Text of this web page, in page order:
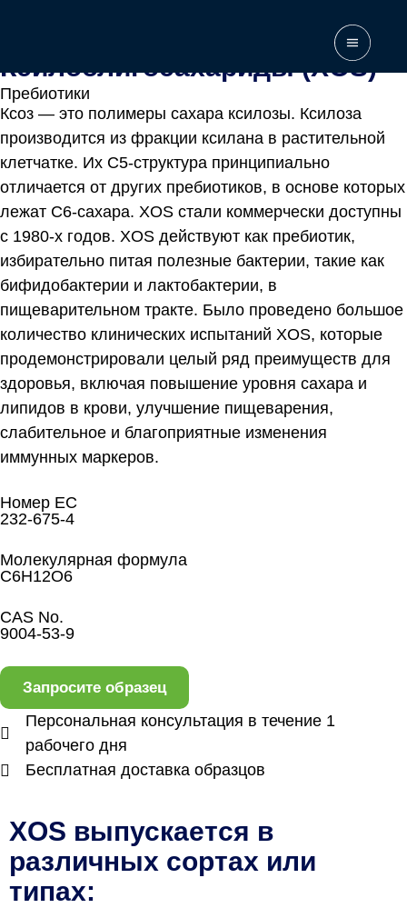
Ксилоолигосахариды (XOS)
Пребиотики
Ксоз — это полимеры сахара ксилозы. Ксилоза
производится из фракции ксилана в растительной
клетчатке. Их С5-структура принципиально
отличается от других пребиотиков, в основе которых
лежат С6-сахара. XOS стали коммерчески доступны
с 1980-х годов. XOS действуют как пребиотик,
избирательно питая полезные бактерии, такие как
бифидобактерии и лактобактерии, в
пищеварительном тракте. Было проведено большое
количество клинических испытаний XOS, которые
продемонстрировали целый ряд преимуществ для
здоровья, включая повышение уровня сахара и
липидов в крови, улучшение пищеварения,
слабительное и благоприятные изменения
иммунных маркеров.
Номер ЕС
232-675-4
Молекулярная формула
C6H12O6
CAS No.
9004-53-9
Запросите образец
Персональная консультация в течение 1
рабочего дня
Бесплатная доставка образцов
XOS выпускается в
различных сортах или
типах: